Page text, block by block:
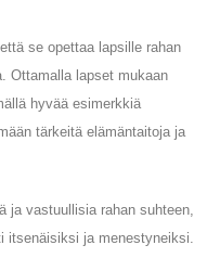
se opettaa lapsille rahan
Ottamalla lapset mukaan
hyvää esimerkkiä
tärkeitä elämäntaitoja ja
ja vastuullisia rahan suhteen,
itsenäisiksi ja menestyneiksi.